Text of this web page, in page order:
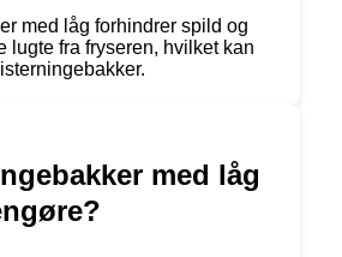
med låg forhindrer spild og
lugte fra fryseren, hvilket kan
med låg